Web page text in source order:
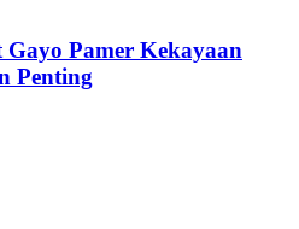
Pamer Kekayaan
Penting